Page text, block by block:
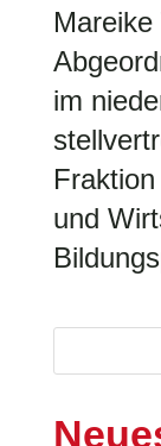
im
und